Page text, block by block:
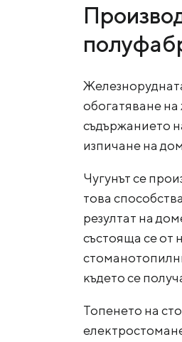
обогатяване
съдържанието
изпичане на
Чугунът се
това
резултат на
състояща се от
където се
Топенето на